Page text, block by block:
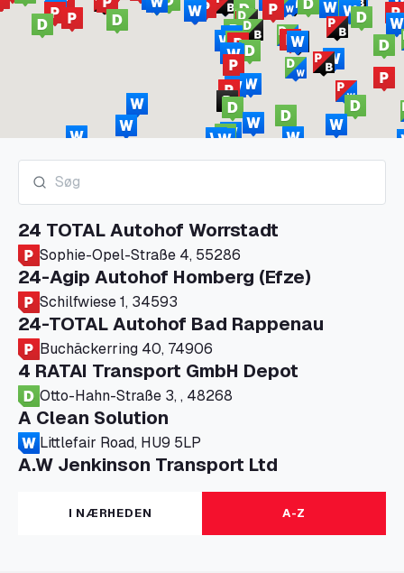
24 TOTAL Autohof Worrstadt
Sophie-Opel-Straße 4, 55286
24-Agip Autohof Homberg (Efze)
Schilfwiese 1, 34593
24-TOTAL Autohof Bad Rappenau
Buchäckerring 40, 74906
4 RATAI Transport GmbH Depot
Otto-Hahn-Straße 3, , 48268
A Clean Solution
Littlefair Road, HU9 5LP
A.W Jenkinson Transport Ltd
Progress House, ME11 5GA
A+G Nettetal - Depot Parking
Am Panneschopp 7, 41334
I NÆRHEDEN A-Z